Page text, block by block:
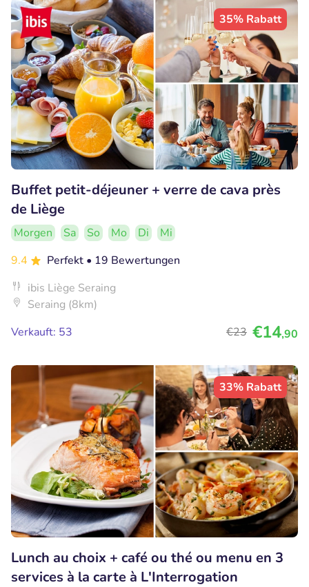
35% Rabatt
Buffet petit-déjeuner + verre de cava près
de Liège
Morgen Sa So Mo Di
Mi
9.4
Perfekt • 19 Bewertungen
ibis Liège Seraing
Seraing (8km)
Verkauft: 53
€23 €14,90
33% Rabatt
Lunch au choix + café ou thé ou menu en 3
services à la carte à L'Interrogation